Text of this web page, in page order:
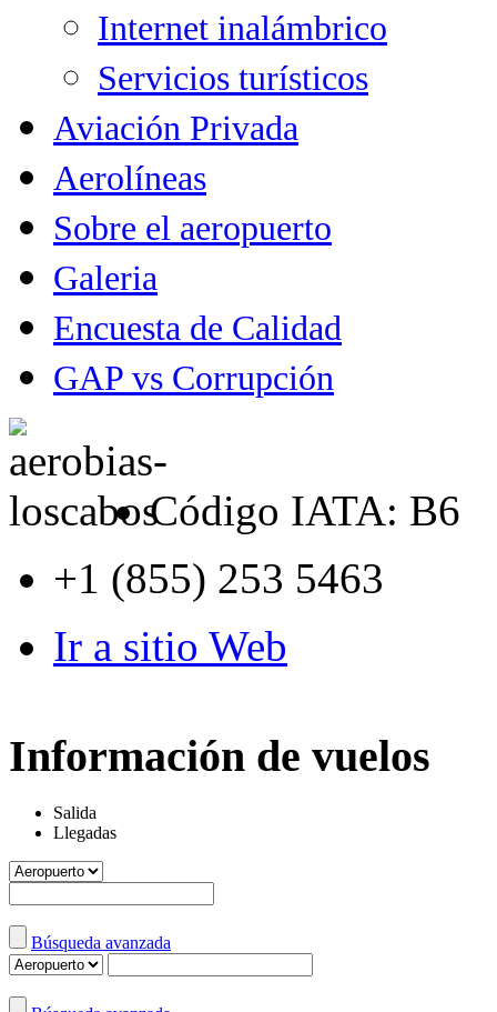
Internet inalámbrico
Servicios turísticos
Aviación Privada
Aerolíneas
Sobre el aeropuerto
Galeria
Encuesta de Calidad
GAP vs Corrupción
Código IATA: B6
+1 (855) 253 5463
Ir a sitio Web
Información de vuelos
Salida
Llegadas
Búsqueda avanzada